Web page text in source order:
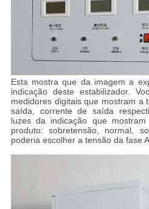
Esta mostra que da imagem a
indicação deste estabilizador.
medidores digitais que mostram a
saída, corrente de saída
luzes da indicação que
produto: sobretensão, normal,
poderia escolher a tensão da fase